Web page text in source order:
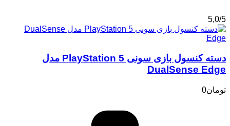
5,0/5
دسته کنسول بازی سونی PlayStation 5 مدل
DualSense Edge
تومان0